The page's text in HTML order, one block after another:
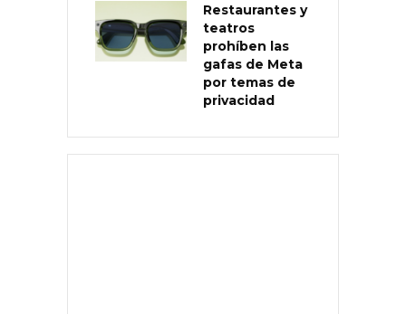
Restaurantes y
teatros
prohíben las
gafas de Meta
por temas de
privacidad